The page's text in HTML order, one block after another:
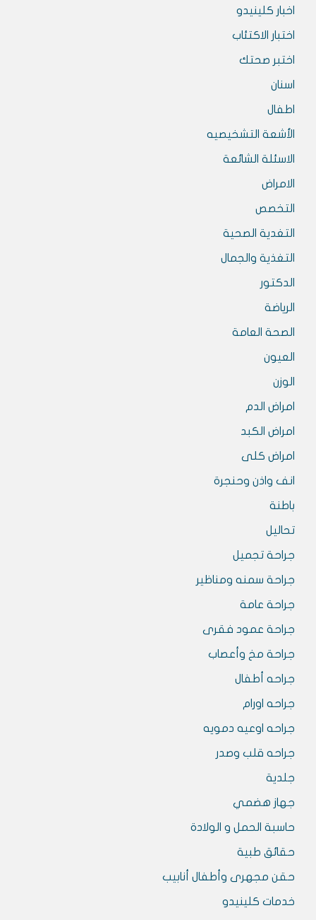
اخبار كلينيدو
اختبار الاكتئاب
اختبر صحتك
اسنان
اطفال
الأشعة التشخيصيه
الاسئلة الشائعة
الامراض
التخصص
التغدية الصحية
التغذية والجمال
الدكتور
الرياضة
الصحة العامة
العيون
امراض الدم
امراض الكبد
امراض كلى
انف واذن وحنجرة
باطنة
تحاليل
جراحة تجميل
جراحة سمنه ومناظير
جراحة عامة
جراحة عمود فقرى
جراحة مخ وأعصاب
جراحه أطفال
جراحه اورام
جراحه اوعيه دمويه
جراحه قلب وصدر
جلدية
جهاز هضمي
حاسبة الحمل و الولادة
حقائق طبية
حقن مجهرى وأطفال أنابيب
خدمات كلينيدو